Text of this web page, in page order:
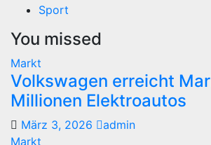
Sport
You missed
Markt
Volkswagen erreicht
Millionen Elektroautos
März 3, 2026
admin
Markt